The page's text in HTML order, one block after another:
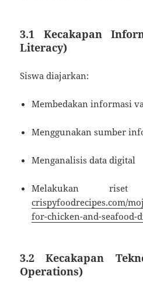
3.1 Kecakapan
Literacy)
Siswa diajarkan:
Membedakan informasi
Menggunakan sumber
Menganalisis data digital
Melakukan
crispyfoodrecipes.com/
for-chicken-and-seafood-
3.2 Kecakapan
Operations)